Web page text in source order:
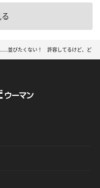
……並びたくない！ 許容してるけど、どう